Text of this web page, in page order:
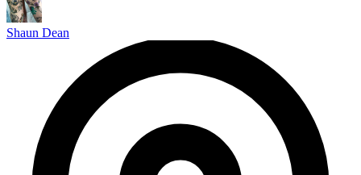
Shaun Dean